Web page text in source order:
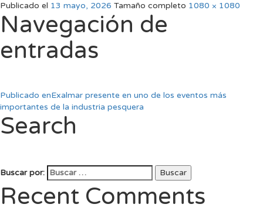
Publicado el 13 mayo, 2026 Tamaño completo 1080 × 1080
Navegación de
entradas
Publicado enExalmar presente en uno de los eventos más
importantes de la industria pesquera
Search
Buscar por: Buscar
Recent Comments